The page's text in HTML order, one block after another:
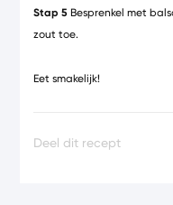
Stap 5 Besprenkel met
zout toe.
Eet smakelijk!
Deel dit recept